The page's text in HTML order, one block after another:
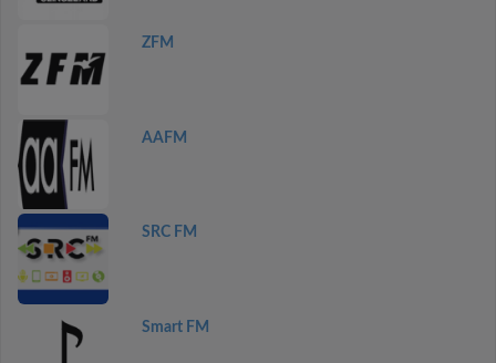
ZFM
AAFM
SRC FM
Smart FM